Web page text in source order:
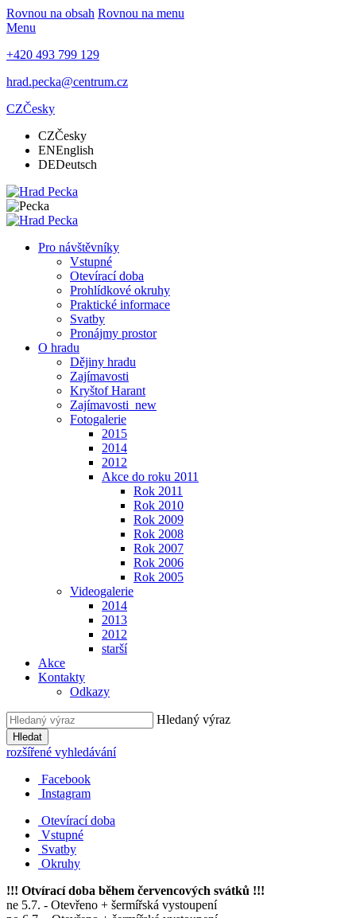
Rovnou na obsah Rovnou na menu
Menu
+420 493 799 129
hrad.pecka@centrum.cz
CZČesky
CZČesky
ENEnglish
DEDeutsch
Pro návštěvníky
Vstupné
Otevírací doba
Prohlídkové okruhy
Praktické informace
Svatby
Pronájmy prostor
O hradu
Dějiny hradu
Zajímavosti
Kryštof Harant
Zajímavosti_new
Fotogalerie
2015
2014
2012
Akce do roku 2011
Rok 2011
Rok 2010
Rok 2009
Rok 2008
Rok 2007
Rok 2006
Rok 2005
Videogalerie
2014
2013
2012
starší
Akce
Kontakty
Odkazy
Hledaný výraz
Hledat
rozšířené vyhledávání
Facebook
Instagram
Otevírací doba
Vstupné
Svatby
Okruhy
!!! Otvírací doba během červencových svátků !!!
ne 5.7. - Otevřeno + šermířská vystoupení